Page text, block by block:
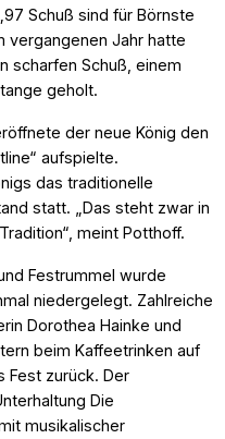
Schuß sind für Börnste
vergangenen Jahr hatte
scharfen Schuß, einem
geholt.
der neue König den
aufspielte.
das traditionelle
statt. „Das steht zwar in
meint Potthoff.
Festrummel wurde
niedergelegt. Zahlreiche
Dorothea Hainke und
beim Kaffeetrinken auf
Fest zurück. Der
Die
musikalischer